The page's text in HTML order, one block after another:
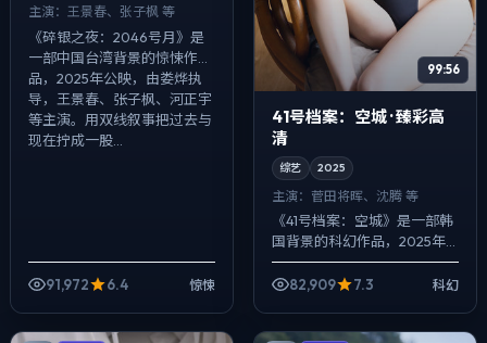
主演： 王景春、张子枫 等
《碎银之夜：2046号月》是
一部中国台湾背景的惊悚作
品，2025年公映，由娄烨执
导，王景春、张子枫、河正宇
等主演。用双线叙事把过去与
现在拧成一股...
91,972 6.4 惊悚
99:56
41号档案：空城 · 臻彩高
清
综艺 2025
主演： 菅田将晖、沈腾 等
《41号档案：空城》是一部韩
国背景的科幻作品，2025年
公映，由陈凯歌执导，菅田将
晖、沈腾、马伊琍等主演。以
82,909 7.3 科幻